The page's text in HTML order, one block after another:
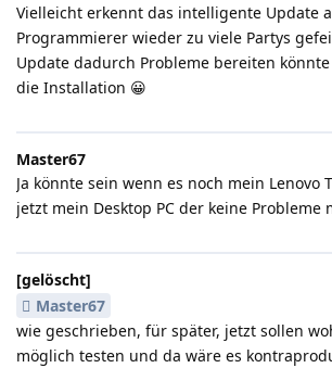
Vielleicht erkennt das intelligente Update
Programmierer wieder zu viele Partys
Update dadurch Probleme bereiten
die Installation 😀
Master67
Ja könnte sein wenn es noch mein Lenovo
jetzt mein Desktop PC der keine Probleme
[gelöscht]
Master67
wie geschrieben, für später, jetzt sollen
möglich testen und da wäre es